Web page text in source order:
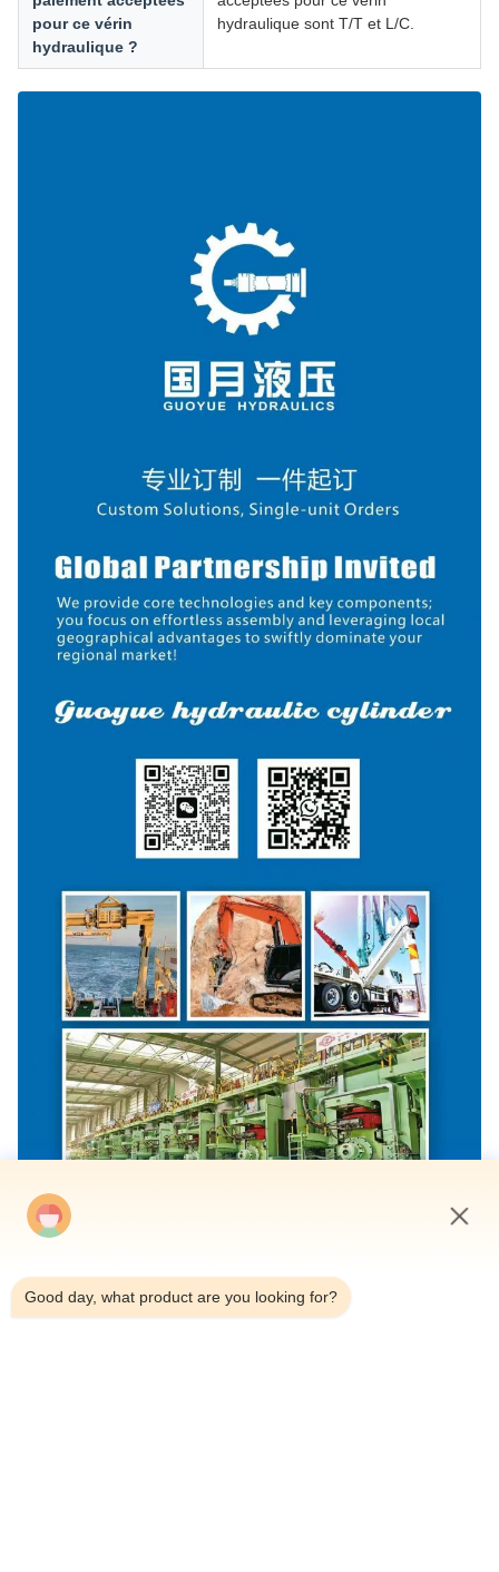
pour ce vérin
hydraulique ?
hydraulique sont T/T et L/C.
Good day, what product are you looking for?